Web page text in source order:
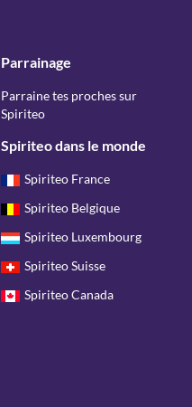
Parrainage
Parraine tes proches sur
Spiriteo
Spiriteo dans le monde
Spiriteo France
Spiriteo Belgique
Spiriteo Luxembourg
Spiriteo Suisse
Spiriteo Canada